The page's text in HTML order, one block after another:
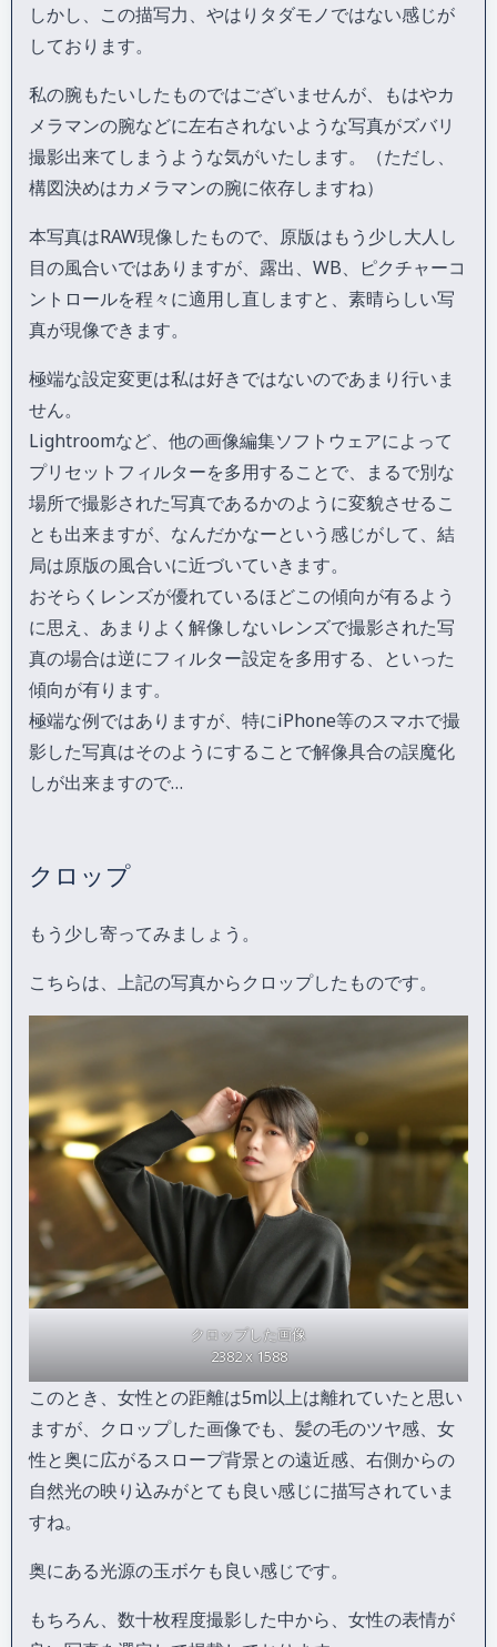
しかし、この描写力、やはりタダモノではない感じが
しております。
私の腕もたいしたものではございませんが、もはやカ
メラマンの腕などに左右されないような写真がズバリ
撮影出来てしまうような気がいたします。（ただし、
構図決めはカメラマンの腕に依存しますね）
本写真はRAW現像したもので、原版はもう少し大人し
目の風合いではありますが、露出、WB、ピクチャーコ
ントロールを程々に適用し直しますと、素晴らしい写
真が現像できます。
極端な設定変更は私は好きではないのであまり行いま
せん。
Lightroomなど、他の画像編集ソフトウェアによって
プリセットフィルターを多用することで、まるで別な
場所で撮影された写真であるかのように変貌させるこ
とも出来ますが、なんだかなーという感じがして、結
局は原版の風合いに近づいていきます。
おそらくレンズが優れているほどこの傾向が有るよう
に思え、あまりよく解像しないレンズで撮影された写
真の場合は逆にフィルター設定を多用する、といった
傾向が有ります。
極端な例ではありますが、特にiPhone等のスマホで撮
影した写真はそのようにすることで解像具合の誤魔化
しが出来ますので…
クロップ
もう少し寄ってみましょう。
こちらは、上記の写真からクロップしたものです。
クロップした画像
2382 x 1588
このとき、女性との距離は5m以上は離れていたと思い
ますが、クロップした画像でも、髪の毛のツヤ感、女
性と奥に広がるスロープ背景との遠近感、右側からの
自然光の映り込みがとても良い感じに描写されていま
すね。
奥にある光源の玉ボケも良い感じです。
もちろん、数十枚程度撮影した中から、女性の表情が